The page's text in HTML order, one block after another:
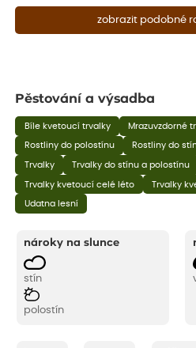
zobrazit podobné
Pěstování a výsadba
Bíle kvetoucí trvalky Mrazuvzdorné
Rostliny do polostínu Rostliny do
Trvalky Trvalky do stínu a polostínu
Trvalky kvetoucí celé léto Trvalky
Udatna lesní
nároky na slunce
stín
polostín